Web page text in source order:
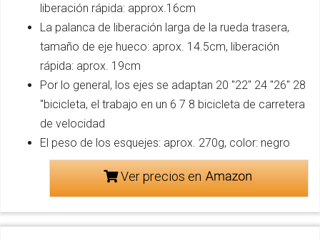
liberación rápida: approx.16cm
La palanca de liberación larga de la rueda trasera,
tamaño de eje hueco: aprox. 14.5cm, liberación
rápida: aprox. 19cm
Por lo general, los ejes se adaptan 20 "22" 24 "26" 28
"bicicleta, el trabajo en un 6 7 8 bicicleta de carretera
de velocidad
El peso de los esquejes: aprox. 270g, color: negro
Ver precios en